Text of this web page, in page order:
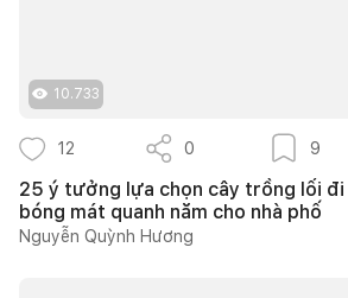
10.733
12 0 9
25 ý tưởng lựa chọn cây trồng lối
bóng mát quanh năm cho nhà phố
Nguyễn Quỳnh Hương